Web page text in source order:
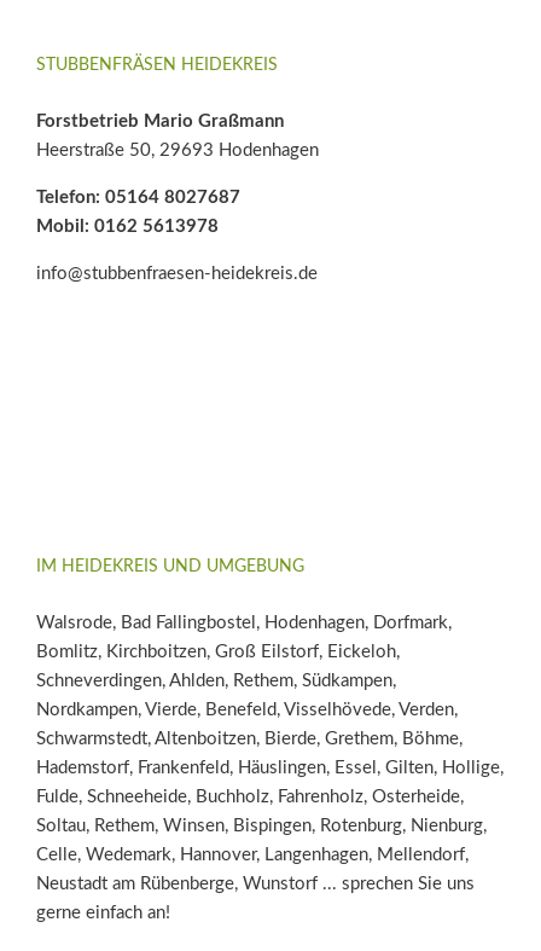
STUBBENFRÄSEN HEIDEKREIS
Forstbetrieb Mario Graßmann
Heerstraße 50, 29693 Hodenhagen
Telefon: 05164 8027687
Mobil: 0162 5613978
info@stubbenfraesen-heidekreis.de
IM HEIDEKREIS UND UMGEBUNG
Walsrode, Bad Fallingbostel, Hodenhagen, Dorfmark,
Bomlitz, Kirchboitzen, Groß Eilstorf, Eickeloh,
Schneverdingen, Ahlden, Rethem, Südkampen,
Nordkampen, Vierde, Benefeld, Visselhövede, Verden,
Schwarmstedt, Altenboitzen, Bierde, Grethem, Böhme,
Hademstorf, Frankenfeld, Häuslingen, Essel, Gilten, Hollige,
Fulde, Schneeheide, Buchholz, Fahrenholz, Osterheide,
Soltau, Rethem, Winsen, Bispingen, Rotenburg, Nienburg,
Celle, Wedemark, Hannover, Langenhagen, Mellendorf,
Neustadt am Rübenberge, Wunstorf ... sprechen Sie uns
gerne einfach an!